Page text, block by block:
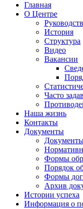
Главная
О Центре
История
Структура
Видео
Вакансии
Часто
Наша жизнь
Контакты
Документы
Формы
Порядок
Формы
Архив
Истории успеха
Информация о